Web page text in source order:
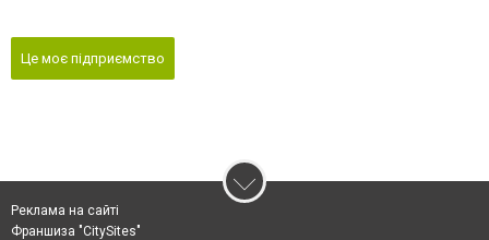
Це моє підприємство
Реклама на сайті
Франшиза "CitySites"